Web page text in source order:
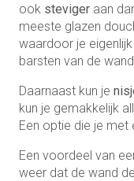
ook steviger aan
meeste glazen
waardoor je
barsten van de wand.
Daarnaast kun je
kun je gemakkelijk
Een optie die je met
Een voordeel van
weer dat de wand de